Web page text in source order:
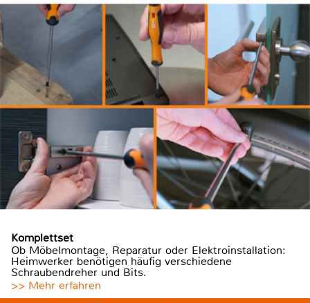
Komplettset
Ob Möbelmontage, Reparatur oder Elektroinstallation:
Heimwerker benötigen häufig verschiedene
Schraubendreher und Bits.
>> Mehr erfahren